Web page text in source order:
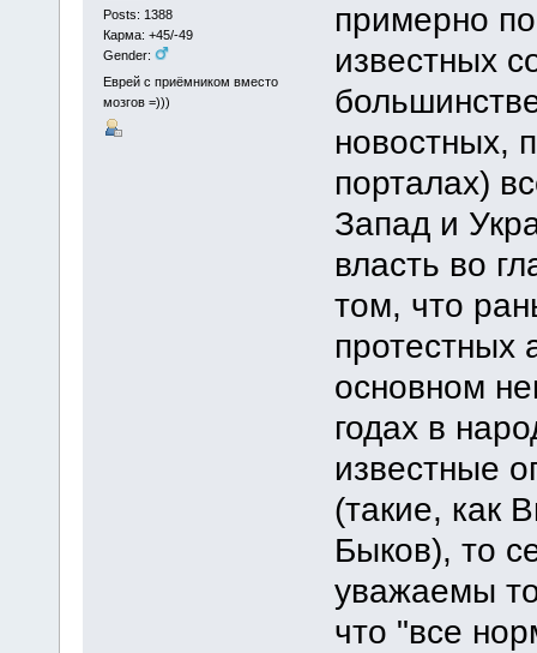
Posts: 1388
Карма: +45/-49
Gender:
Еврей с приёмником вместо
мозгов =)))
примерно
известных
новостных,
порталах)
Запад и
власть во
том, что
протестных
основном
годах в
известные
(такие, как
Быков), то
уважаемы
что "все